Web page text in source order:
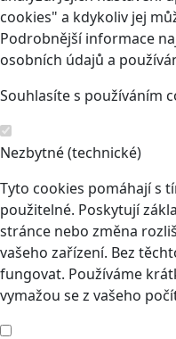
cookies" a kdykoliv jej
Podrobnější informace
osobních údajů a
Souhlasíte s používáním
Nezbytné (technické)
Tyto cookies pomáhají s
použitelné. Poskytují
stránce nebo změna
vašeho zařízení. Bez
fungovat. Používáme
vymažou se z vašeho